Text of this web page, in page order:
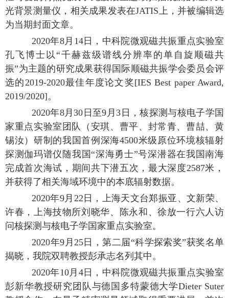
光背景测量仪，相关成果发表在JATIS上，并被编辑选
为当期封面文章。
2020年8月14日，中科院微观磁共振重点实验室
孔飞博士以“千赫兹级谱线分辨率的单自旋顺磁共
振”为主题的研究成果获得国际顺磁共振学会委员会评
选的2019-2020最佳年度论文奖[IES Best paper Award,
2019/2020]。
2020年8月30日至9月3日，核探测与核电子学国
家重点实验室团队（安琪、曹平、封常青、曹喆、黄
锡汝）研制的我国首例深海4500米级原位环境核辐射
探测伽玛谱仪随我国“深海勇士”号深潜器在我国南海
完成首次海试，期间共下潜五次，最大深度2587米，
并获得了相关海域环境中的本底辐射数据。
2020年9月22日，上海天文台郑振亚、文新荣、
许春，上海技物所刘晓华、陈永和、徐放一行六人访
问核探测与核电子学国家重点实验室。
2020年9月25日，第二届“科学探索奖”获奖名单
揭晓，我院双聘教授彭承志名列其中。
2020年10月4日，中科院微观磁共振重点实验室
彭新华教授研究团队与德国多特蒙德大学Dieter Suter